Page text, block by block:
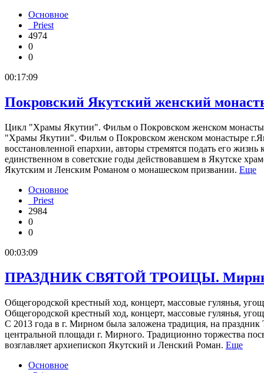
Основное
Priest
4974
0
0
00:17:09
Покровский Якутский женский
Цикл "Храмы Якутии". Фильм о Покровском женском
"Храмы Якутии". Фильм о Покровском женском монастыре
восстановленной епархии, авторы стремятся подать его
единственном в советские годы действовавшем в Якутске
Якутским и Ленским Романом о монашеском призвании. Еще
Основное
Priest
2984
0
0
00:03:09
ПРАЗДНИК СВЯТОЙ ТРОИЦЫ.
Общегородской крестный ход, концерт, массовые гулянья,
Общегородской крестный ход, концерт, массовые гулянья,
С 2013 года в г. Мирном была заложена традиция, на
центральной площади г. Мирного. Традиционно торжества
возглавляет архиепископ Якутский и Ленский Роман. Еще
Основное